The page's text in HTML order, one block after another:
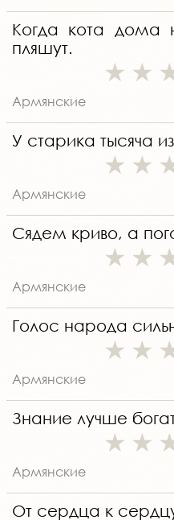
Когда кота дома
пляшут.
Армянские
У старика тысяча
Армянские
Сядем криво, а
Армянские
Голос народа
Армянские
Знание лучше
Армянские
От сердца к